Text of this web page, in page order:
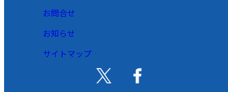
お問合せ
お知らせ
サイトマップ